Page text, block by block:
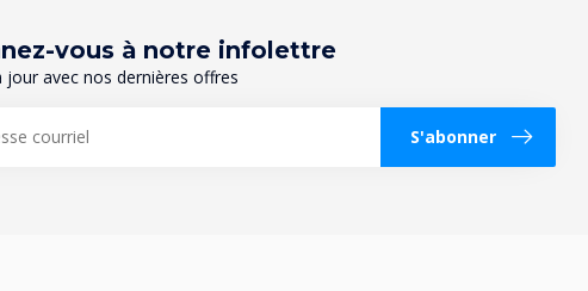
vous à notre infolettre
jour avec nos dernières offres
S'abonner